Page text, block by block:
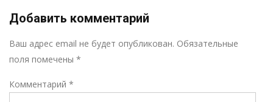
Добавить комментарий
Ваш адрес email не будет опубликован. Обязательные
поля помечены *
Комментарий *